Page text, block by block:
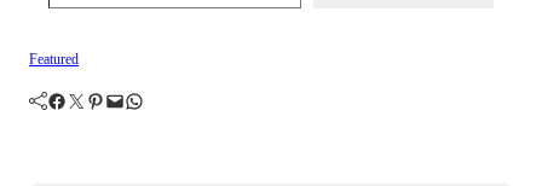
Featured
Facebook Twitter Pinterest Mail WhatsApp